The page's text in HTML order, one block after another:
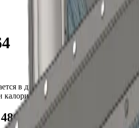
в двух, трех и четырех рядном
калорифера КППС-1364x1364 и
006-55613706-25